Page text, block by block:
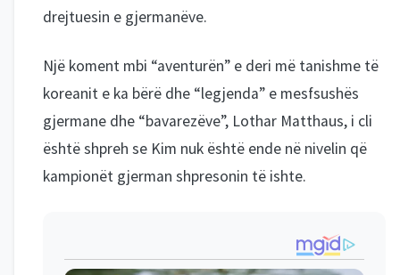
drejtuesin e gjermanëve.
Një koment mbi “aventurën” e deri më tanishme të
koreanit e ka bërë dhe “legjenda” e mesfsushës
gjermane dhe “bavarezëve”, Lothar Matthaus, i cli
është shpreh se Kim nuk është ende në nivelin që
kampionët gjerman shpresonin të ishte.